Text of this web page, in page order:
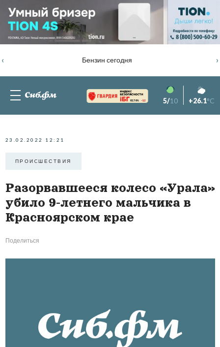
Бензин сегодня
‹ ›
82.76% -1.2 5/10 +26.1°C
23.02.2022 12:21
ПРОИCШЕСТВИЯ
Разорвавшееся колесо «Урала»
убило 9-летнего мальчика в
Красноярском крае
Поделиться